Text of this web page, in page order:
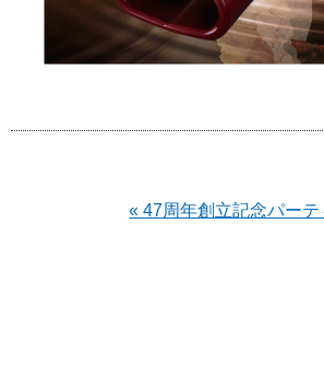
« 47周年創立記念パー